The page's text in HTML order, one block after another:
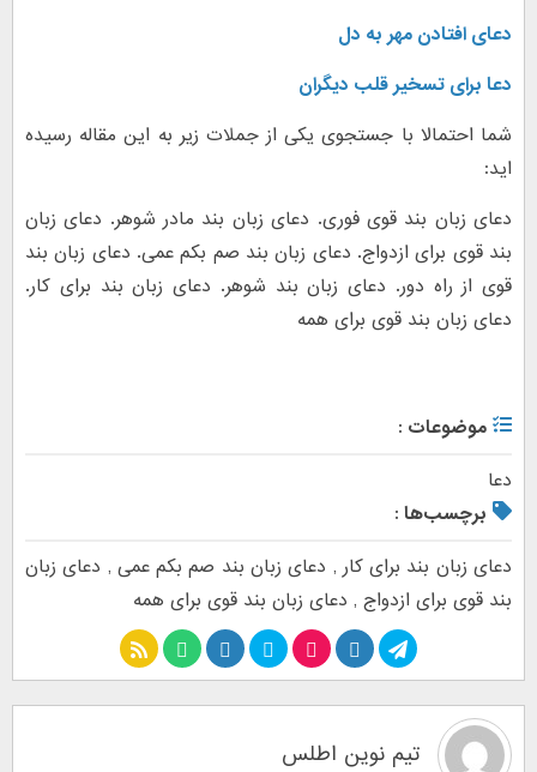
دعای افتادن مهر به دل
دعا برای تسخیر قلب دیگران
شما احتمالا با جستجوی یکی از جملات زیر به این مقاله رسیده
اید:
دعای زبان بند قوی فوری. دعای زبان بند مادر شوهر. دعای زبان
بند قوی برای ازدواج. دعای زبان بند صم بکم عمی. دعای زبان بند
قوی از راه دور. دعای زبان بند شوهر. دعای زبان بند برای کار.
دعای زبان بند قوی برای همه
موضوعات :
دعا
برچسب‌ها :
دعای زبان بند برای کار , دعای زبان بند صم بکم عمی , دعای زبان
بند قوی برای ازدواج , دعای زبان بند قوی برای همه
تیم نوین اطلس